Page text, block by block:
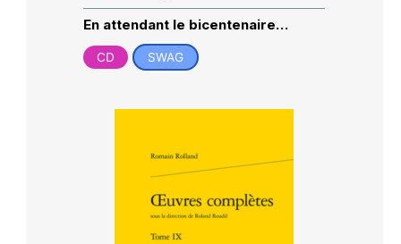
En attendant le bicentenaire…
CD SWAG